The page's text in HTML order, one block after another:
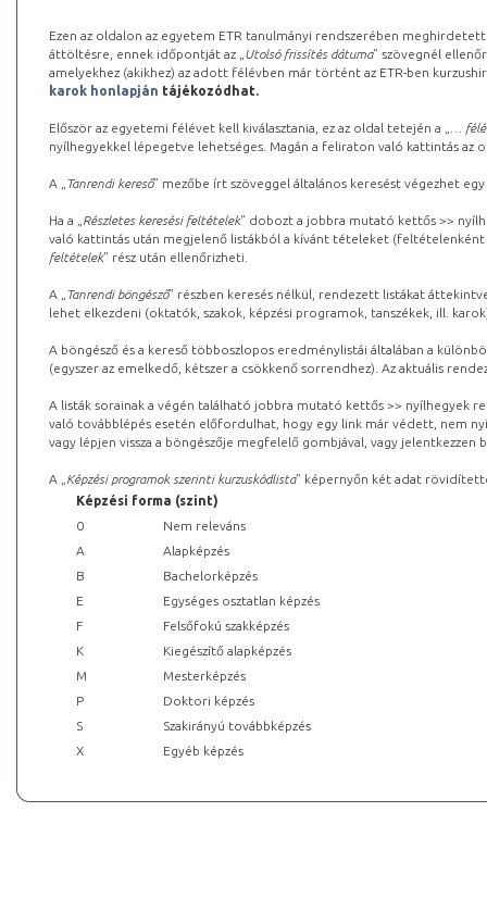
Ezen az oldalon az egyetem ETR tanulmányi rendszerében
áttöltésre, ennek időpontját az „ Utolsó frissítés dátuma” szövegnél
amelyekhez (akikhez) az adott félévben már történt az ETR-ben
karok honlapján tájékozódhat.
Először az egyetemi félévet kell kiválasztania, ez az oldal tetején a „
…
nyílhegyekkel lépegetve lehetséges. Magán a feliraton való kattintás az
A „ Tanrendi kereső” mezőbe írt szöveggel általános keresést végezhet
Ha a „ Részletes keresési feltételek” dobozt a jobbra mutató kettős >>
való kattintás után megjelenő listákból a kívánt tételeket (feltételenként
feltételek” rész után ellenőrizheti.
A „ Tanrendi böngésző” részben keresés nélkül, rendezett listákat
lehet elkezdeni (oktatók, szakok, képzési programok, tanszékek, ill.
A böngésző és a kereső többoszlopos eredménylistái általában a
(egyszer az emelkedő, kétszer a csökkenő sorrendhez). Az aktuális
A listák sorainak a végén található jobbra mutató kettős >> nyílhegyek
való továbblépés esetén előfordulhat, hogy egy link már védett, nem
vagy lépjen vissza a böngészője megfelelő gombjával, vagy
A „ Képzési programok szerinti kurzuskódlista” képernyőn két adat
Képzési forma (szint)
0
Nem releváns
A
Alapképzés
B
Bachelorképzés
E
Egységes osztatlan képzés
F
Felsőfokú szakképzés
K
Kiegészítő alapképzés
M
Mesterképzés
P
Doktori képzés
S
Szakirányú továbbképzés
X
Egyéb képzés